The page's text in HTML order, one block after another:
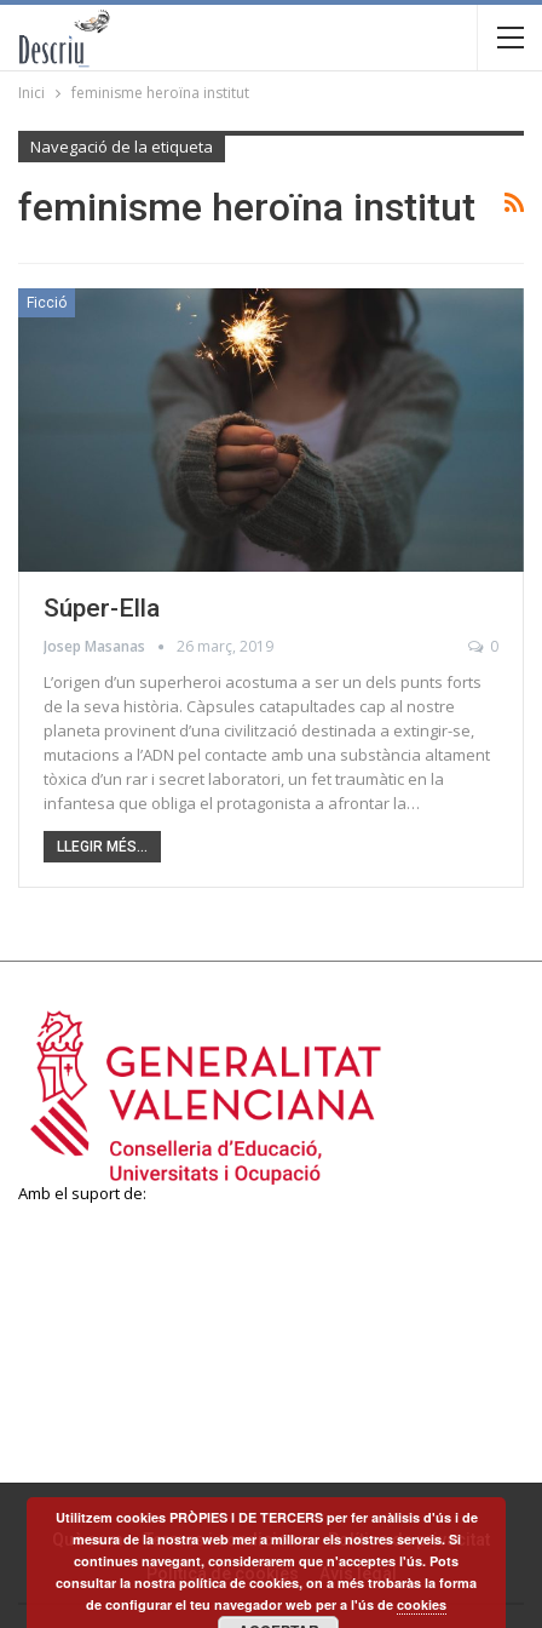
Inici feminisme heroïna institut
Navegació de la etiqueta
feminisme heroïna institut
Ficció
Súper-Ella
Josep Masanas 26 març, 2019 0
L’origen d’un superheroi acostuma a ser un dels punts forts
de la seva història. Càpsules catapultades cap al nostre
planeta provinent d’una civilització destinada a extingir-se,
mutacions a l’ADN pel contacte amb una substància altament
tòxica d’un rar i secret laboratori, un fet traumàtic en la
infantesa que obliga el protagonista a afrontar la…
LLEGIR MÉS...
Amb el suport de:
Què som Termes i condicions
Política de privacitat
Política de cookies
Avís legal
Utilitzem cookies PRÒPIES I DE TERCERS per fer anàlisis d'ús i de
mesura de la nostra web mer a millorar els nostres serveis. Si
continues navegant, considerarem que n'acceptes l'ús. Pots
consultar la nostra política de cookies, on a més trobaràs la forma
de configurar el teu navegador web per a l'ús decookies